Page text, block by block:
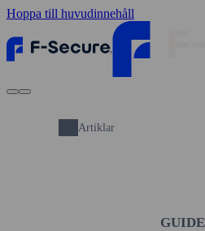
Hoppa till huvudinnehåll
Artiklar
GUIDE